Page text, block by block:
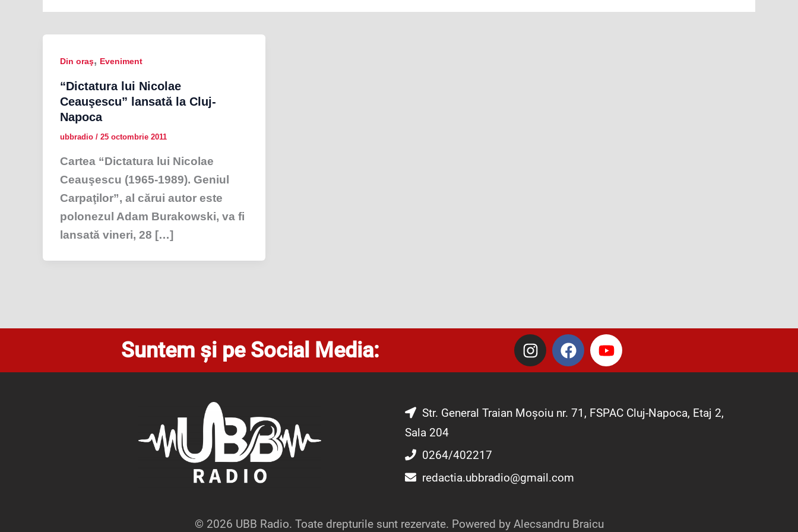
Din oraş, Eveniment
“Dictatura lui Nicolae
Ceauşescu” lansată la Cluj-
Napoca
ubbradio / 25 octombrie 2011
Cartea “Dictatura lui Nicolae
Ceauşescu (1965-1989). Geniul
Carpaţilor”, al cărui autor este
polonezul Adam Burakowski, va fi
lansată vineri, 28 […]
Suntem și pe Social Media:
I
n
s
g
m
F
a
c
b
o
Y
o
u
u
b
Str. General Traian Moșoiu nr. 71, FSPAC Cluj-Napoca, Etaj 2,
Sala 204
0264/402217
redactia.ubbradio@gmail.com
© 2026 UBB Radio. Toate drepturile sunt rezervate. Powered by Alecsandru Braicu